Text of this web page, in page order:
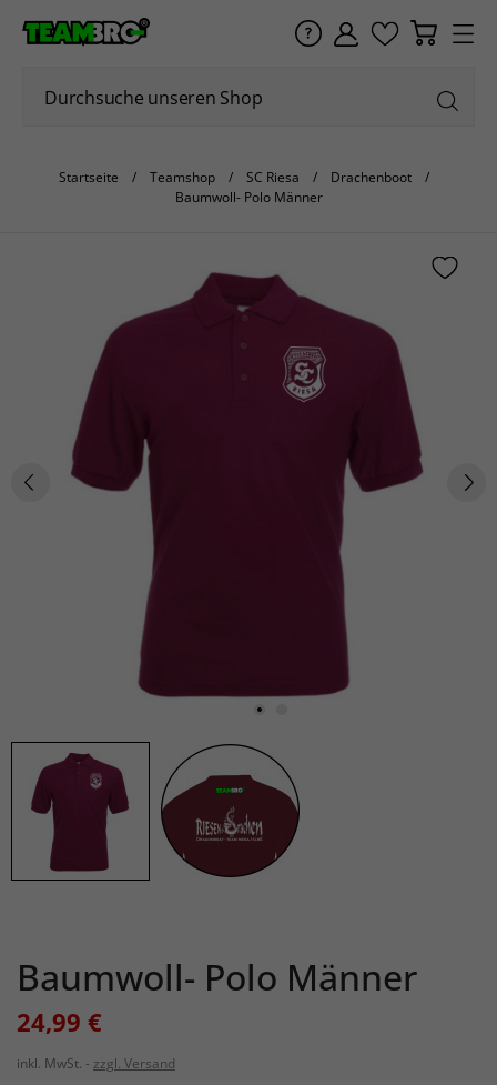
Startseite Teamshop SC Riesa
Drachenboot
Baumwoll- Polo Männer
Baumwoll- Polo Männer
24,99 €
inkl. MwSt.
zzgl. Versand